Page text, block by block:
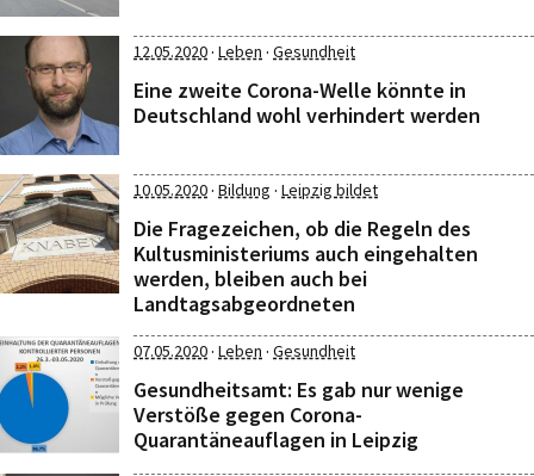
12.05.2020· Leben · Gesundheit
Eine zweite Corona-Welle könnte in
Deutschland wohl verhindert werden
10.05.2020· Bildung · Leipzig bildet
Die Fragezeichen, ob die Regeln des
Kultusministeriums auch eingehalten
werden, bleiben auch bei
Landtagsabgeordneten
07.05.2020· Leben · Gesundheit
Gesundheitsamt: Es gab nur wenige
Verstöße gegen Corona-
Quarantäneauflagen in Leipzig